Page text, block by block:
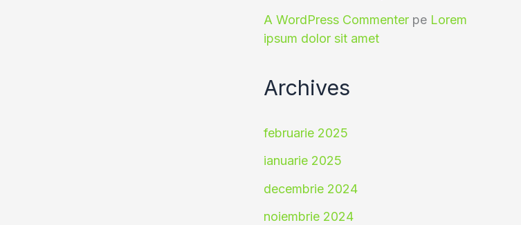
A WordPress Commenter pe Lorem
ipsum dolor sit amet
Archives
februarie 2025
ianuarie 2025
decembrie 2024
noiembrie 2024